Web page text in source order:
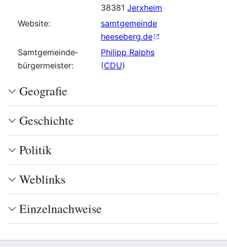
38381 Jerxheim
Website:
samtgemeinde
heeseberg.de
Samtgemeinde­
bürgermeister:
Philipp Ralphs
(CDU)
Geografie
Geschichte
Politik
Weblinks
Einzelnachweise